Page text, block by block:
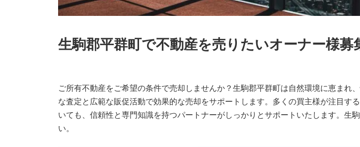
生駒郡平群町で不動産を売りたいオーナー様募
ご所有不動産をご希望の条件で売却しませんか？生駒郡平群町は自然環境に恵まれ
な査定と広範な販促活動で効果的な売却をサポートします。多くの買主様が注目す
いても、信頼性と専門知識を持つパートナーがしっかりとサポートいたします。生
い。